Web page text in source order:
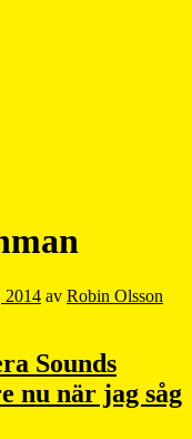
2014 av Robin Olsson
Sounds
nu när jag såg